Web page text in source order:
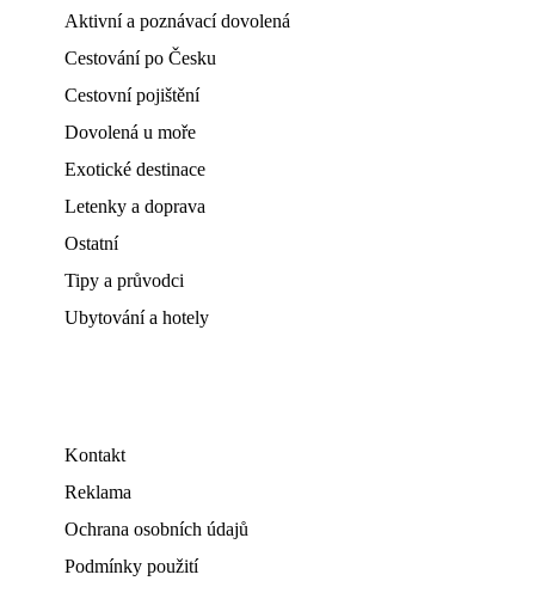
Aktivní a poznávací dovolená
Cestování po Česku
Cestovní pojištění
Dovolená u moře
Exotické destinace
Letenky a doprava
Ostatní
Tipy a průvodci
Ubytování a hotely
Kontakt
Reklama
Ochrana osobních údajů
Podmínky použití